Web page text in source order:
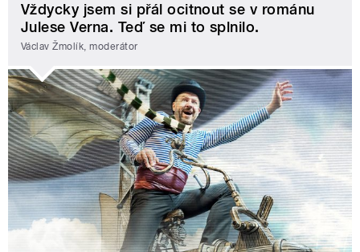
Vždycky jsem si přál ocitnout se v románu
Julese Verna. Teď se mi to splnilo.
Václav Žmolík, moderátor